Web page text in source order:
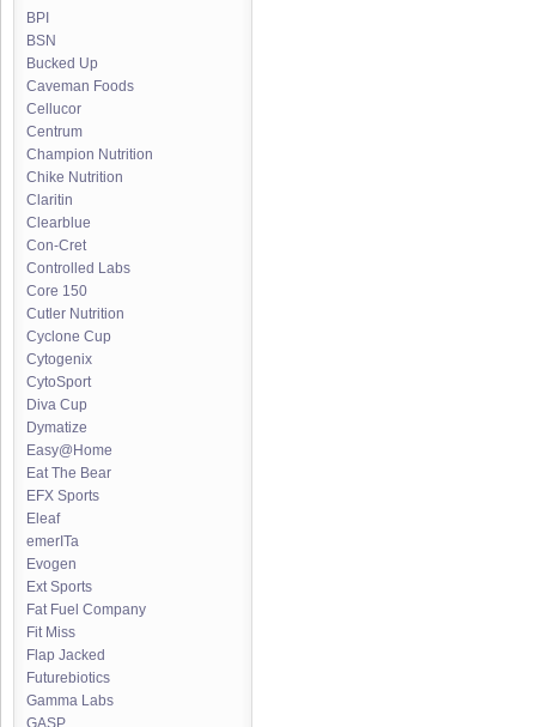
BPI
BSN
Bucked Up
Caveman Foods
Cellucor
Centrum
Champion Nutrition
Chike Nutrition
Claritin
Clearblue
Con-Cret
Controlled Labs
Core 150
Cutler Nutrition
Cyclone Cup
Cytogenix
CytoSport
Diva Cup
Dymatize
Easy@Home
Eat The Bear
EFX Sports
Eleaf
emerITa
Evogen
Ext Sports
Fat Fuel Company
Fit Miss
Flap Jacked
Futurebiotics
Gamma Labs